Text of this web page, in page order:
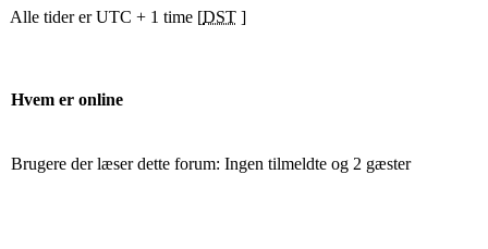
Alle tider er UTC + 1 time [DST ]
Hvem er online
Brugere der læser dette forum: Ingen tilmeldte og 2 gæster